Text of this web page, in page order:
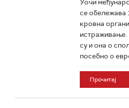
Уочи
се обележава
кровна
истраживање.
су и она о
посебно о
Прочитај